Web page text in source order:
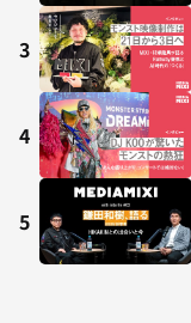
3
4
5